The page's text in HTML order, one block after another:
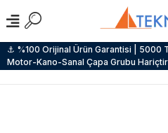
⚓ %100 Orijinal Ürün Garantisi |
Motor-Kano-Sanal Çapa Grubu Hariçtir